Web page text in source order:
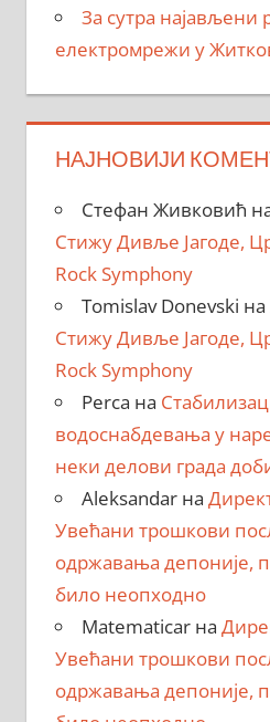
За сутра најављени
електромрежи у
НАЈНОВИЈИ
Стефан Живковић
Стижу Дивље Јагоде,
Rock Symphony
Tomislav Donevski на
Стижу Дивље Јагоде,
Rock Symphony
Perca на
водоснабдевања у
неки делови града
Aleksandarна
Увећани трошкови
одржавања депоније,
било неопходно
Matematicarна
Увећани трошкови
одржавања депоније,